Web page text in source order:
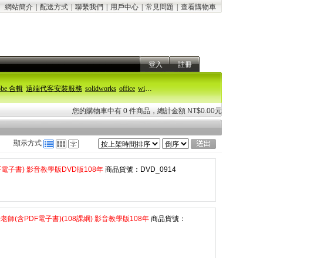
網站簡介 配送方式 聯繫我們 用戶中心 常見問題 查看購物車
登入 註冊
合輯 遠端代客安裝服務 solidworks office windows 11
您的購物車中有 0 件商品，總計金額 NT$0.00元
顯示方式
子書) 影音教學版DVD版108年 商品貨號：DVD_0914
師(含PDF電子書)(108課綱) 影音教學版108年 商品貨號：